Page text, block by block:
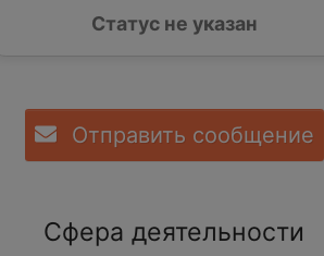
Статус не указан
Отправить сообщение
Сфера деятельности